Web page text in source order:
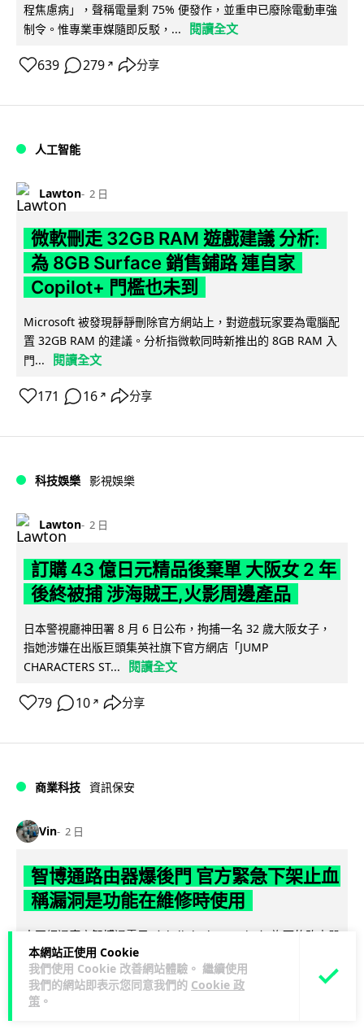
本網站正使用 Cookie
我們使用 Cookie 改善網站體驗。 繼續使用
我們的網站即表示您同意我們的 Cookie 政
策 。
程焦慮病」，聲稱電量剩 75% 便發作，並重申已廢除電動車強
制令。惟專業車媒隨即反駁，...
閱讀全文
639 279 ↗ 分享
人工智能
Lawton 2 日
微軟刪走 32GB RAM 遊戲建議 分析:
為 8GB Surface 銷售鋪路 連自家
Copilot+ 門檻也未到
Microsoft 被發現靜靜刪除官方網站上，對遊戲玩家要為電腦配
置 32GB RAM 的建議。分析指微軟同時新推出的 8GB RAM 入
門...
閱讀全文
171 16 ↗ 分享
科技娛樂 影視娛樂
Lawton 2 日
訂購 43 億日元精品後棄單 大阪女 2 年
後終被捕 涉海賊王,火影周邊產品
日本警視廳神田署 8 月 6 日公布，拘捕一名 32 歲大阪女子，
指她涉嫌在出版巨頭集英社旗下官方網店「JUMP
CHARACTERS ST...
閱讀全文
79 10 ↗ 分享
商業科技 資訊保安
Vin 2 日
智博通路由器爆後門 官方緊急下架止血
稱漏洞是功能在維修時使用
中國網通廠商智博通電子（Zbtlink Electronics）旗下的路由器
產品爆出嚴重安全漏洞，被發現每 35 秒便會與中國伺服器連
線，旗...
閱讀全文
382